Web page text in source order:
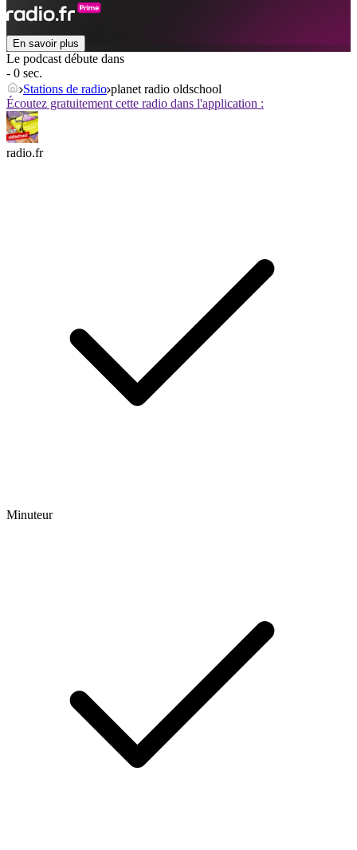
En savoir plus
Le podcast débute dans
- 0 sec.
Stations de radio planet radio oldschool
Écoutez gratuitement cette radio dans l'application :
radio.fr
Minuteur